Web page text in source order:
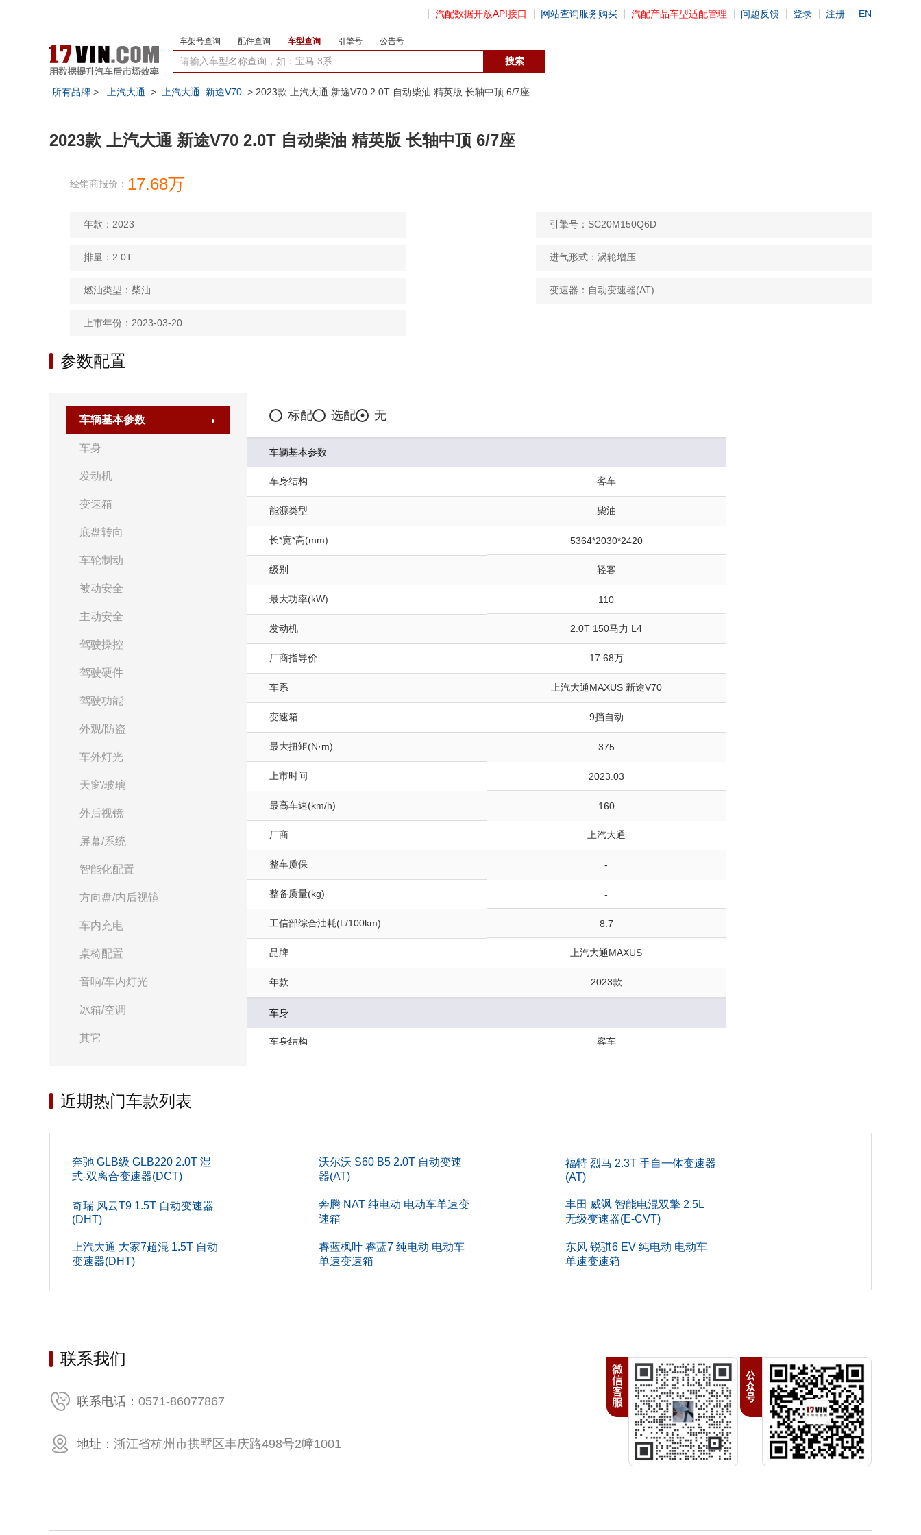
汽配数据开放API接口 网站查询服务购买 汽配产品车型适配管理 问题反馈 登录 注册 EN
车架号查询 配件查询 车型查询 引擎号 公告号
所有品牌 > 上汽大通 > 上汽大通_新途V70 > 2023款 上汽大通 新途V70 2.0T 自动柴油 精英版 长轴中顶 6/7座
2023款 上汽大通 新途V70 2.0T 自动柴油 精英版 长轴中顶 6/7座
经销商报价： 17.68万
年款：2023 引擎号：SC20M150Q6D
排量：2.0T 进气形式：涡轮增压
燃油类型：柴油 变速器：自动变速器(AT)
上市年份：2023-03-20
参数配置
车辆基本参数
车身
发动机
变速箱
底盘转向
车轮制动
被动安全
主动安全
驾驶操控
驾驶硬件
驾驶功能
外观/防盗
车外灯光
天窗/玻璃
外后视镜
屏幕/系统
智能化配置
方向盘/内后视镜
车内充电
桌椅配置
音响/车内灯光
冰箱/空调
其它
标配 选配 无
车辆基本参数
车身结构 客车
能源类型 柴油
长*宽*高(mm) 5364*2030*2420
级别 轻客
最大功率(kW) 110
发动机 2.0T 150马力 L4
厂商指导价 17.68万
车系 上汽大通MAXUS 新途V70
变速箱 9挡自动
最大扭矩(N·m) 375
上市时间 2023.03
最高车速(km/h) 160
厂商 上汽大通
整车质保 -
整备质量(kg) -
工信部综合油耗(L/100km) 8.7
品牌 上汽大通MAXUS
年款 2023款
车身
车身结构 客车
3366
前轮距(mm) 1734
2030
5
近期热门车款列表
奔驰 GLB级 GLB220 2.0T 湿
式-双离合变速器(DCT)
沃尔沃 S60 B5 2.0T 自动变速
器(AT)
福特 烈马 2.3T 手自一体变速器
(AT)
奇瑞 风云T9 1.5T 自动变速器
(DHT)
奔腾 NAT 纯电动 电动车单速变
速箱
丰田 威飒 智能电混双擎 2.5L
无级变速器(E-CVT)
上汽大通 大家7超混 1.5T 自动
变速器(DHT)
睿蓝枫叶 睿蓝7 纯电动 电动车
单速变速箱
东风 锐骐6 EV 纯电动 电动车
单速变速箱
联系我们
联系电话： 0571-86077867
地址： 浙江省杭州市拱墅区丰庆路498号2幢1001